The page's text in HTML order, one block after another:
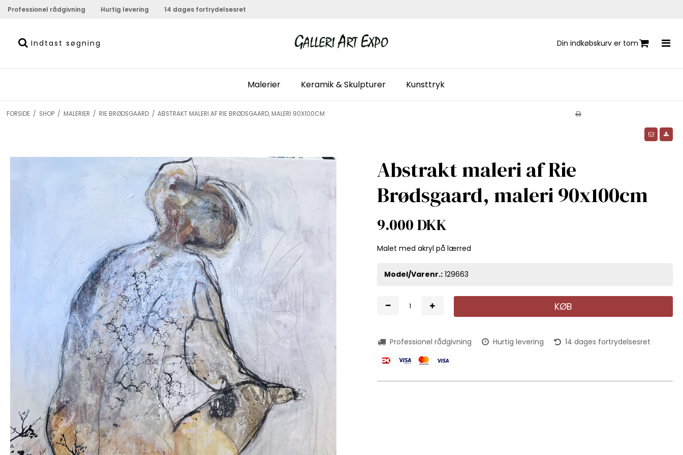
Professionel rådgivning Hurtig levering 14 dages fortrydelsesret
Din indkøbskurv er tom
Malerier Keramik & Skulpturer Kunsttryk
FORSIDE / SHOP / MALERIER / RIE BRØDSGAARD / ABSTRAKT MALERI AF RIE BRØDSGAARD, MALERI 90X100CM
Abstrakt maleri af Rie
Brødsgaard, maleri 90x100cm
9.000 DKK
Malet med akryl på lærred
Model/Varenr.: 129663
KØB
Professionel rådgivning Hurtig levering 14 dages fortrydelsesret